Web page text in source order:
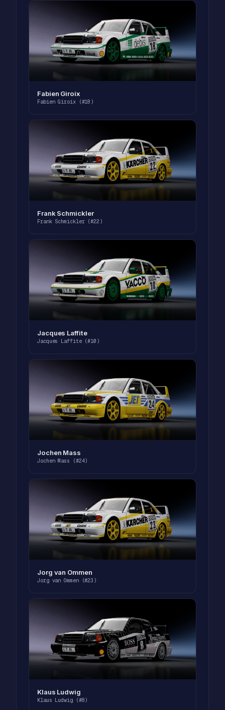
Fabien Giroix
Fabien Giroix (#18)
Frank Schmickler
Frank Schmickler (#22)
Jacques Laffite
Jacques Laffite (#10)
Jochen Mass
Jochen Mass (#24)
Jorg van Ommen
Jorg van Ommen (#23)
Klaus Ludwig
Klaus Ludwig (#8)